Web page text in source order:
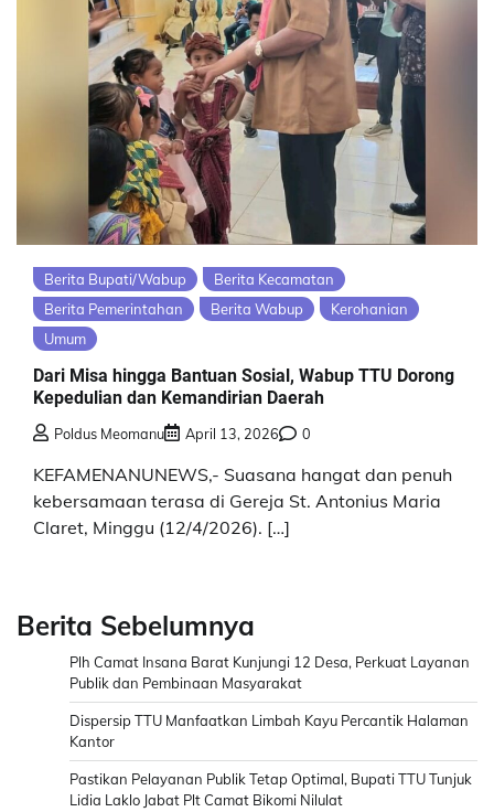
Berita Bupati/Wabup
Berita Kecamatan
Berita Pemerintahan
Berita Wabup
Kerohanian
Umum
Dari Misa hingga Bantuan Sosial, Wabup TTU Dorong
Kepedulian dan Kemandirian Daerah
Poldus Meomanu April 13, 2026 0
KEFAMENANUNEWS,- Suasana hangat dan penuh
kebersamaan terasa di Gereja St. Antonius Maria
Claret, Minggu (12/4/2026). […]
Berita Sebelumnya
Plh Camat Insana Barat Kunjungi 12 Desa, Perkuat Layanan
Publik dan Pembinaan Masyarakat
Dispersip TTU Manfaatkan Limbah Kayu Percantik Halaman
Kantor
Pastikan Pelayanan Publik Tetap Optimal, Bupati TTU Tunjuk
Lidia Laklo Jabat Plt Camat Bikomi Nilulat